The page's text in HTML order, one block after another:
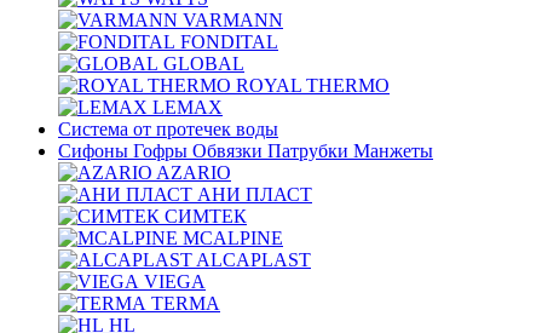
VARMANN
FONDITAL
GLOBAL
ROYAL THERMO
LEMAX
Система от протечек воды
Сифоны Гофры Обвязки Патрубки Манжеты
AZARIO
АНИ ПЛАСТ
СИМТЕК
MCALPINE
ALCAPLAST
VIEGA
TERMA
HL